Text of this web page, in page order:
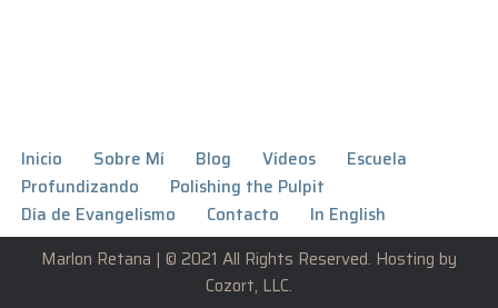
Inicio Sobre Mí Blog Vídeos
Escuela
Profundizando
Polishing the Pulpit
Día de Evangelismo
Contacto
In English
Marlon Retana | © 2021 All Rights Reserved. Hosting by
Cozort, LLC.